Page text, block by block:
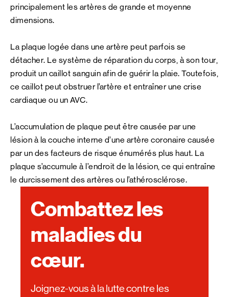
principalement les artères de grande et moyenne
dimensions.
La plaque logée dans une artère peut parfois se
détacher. Le système de réparation du corps, à son tour,
produit un caillot sanguin afin de guérir la plaie. Toutefois,
ce caillot peut obstruer l’artère et entraîner une crise
cardiaque ou un AVC.
L’accumulation de plaque peut être causée par une
lésion à la couche interne d’une artère coronaire causée
par un des facteurs de risque énumérés plus haut. La
plaque s’accumule à l’endroit de la lésion, ce qui entraîne
le durcissement des artères ou l’athérosclérose.
Combattez les
maladies du
cœur.
Joignez-vous à la lutte contre les